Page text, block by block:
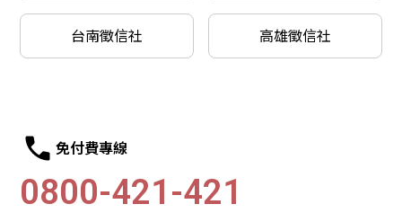
台南徵信社 高雄徵信社
免付費專線
0800-421-421